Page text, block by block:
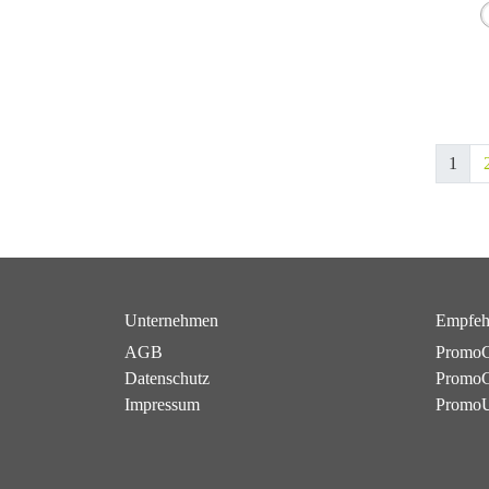
1
Unternehmen
AGB
Datenschutz
Impressum